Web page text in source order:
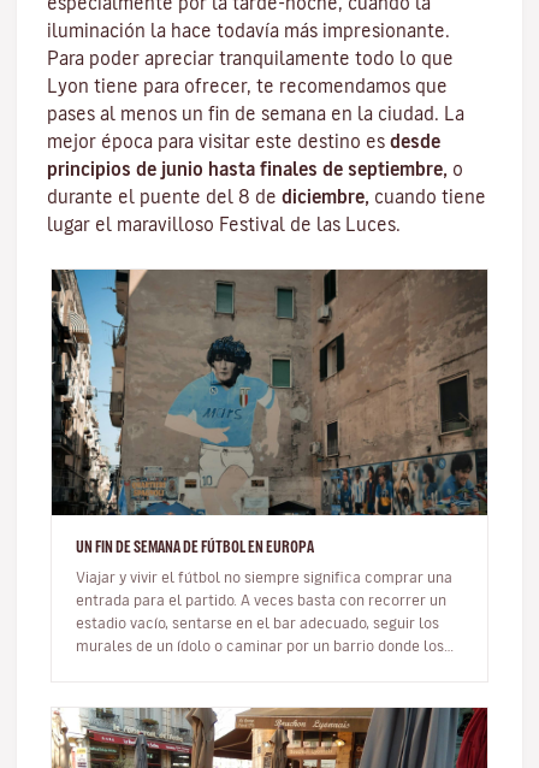
iluminación la hace todavía más impresionante.
Para poder apreciar tranquilamente todo lo que
Lyon tiene para ofrecer, te recomendamos que
pases al menos un fin de semana en la ciudad. La
mejor época para visitar este destino es desde
principios de junio hasta finales de septiembre, o
durante el puente del 8 de diciembre, cuando tiene
lugar el maravilloso Festival de las Luces.
UN FIN DE SEMANA DE FÚTBOL EN EUROPA
Viajar y vivir el fútbol no siempre significa comprar una
entrada para el partido. A veces basta con recorrer un
estadio vacío, sentarse en el bar adecuado, seguir los
murales de un ídolo o caminar por un barrio donde los